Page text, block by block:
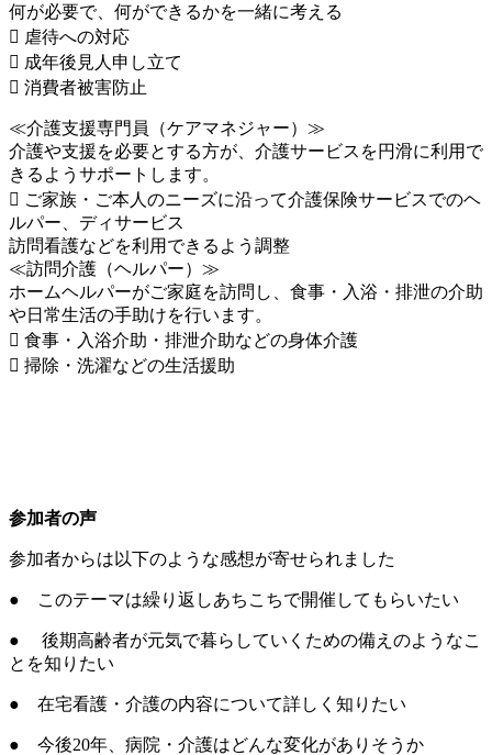
何が必要で、何ができるかを一緒に考える
 虐待への対応
 成年後見人申し立て
 消費者被害防止
≪介護支援専門員（ケアマネジャー）≫
介護や支援を必要とする方が、介護サービスを円滑に利用で
きるようサポートします。
 ご家族・ご本人のニーズに沿って介護保険サービスでのヘ
ルパー、ディサービス
訪問看護などを利用できるよう調整
≪訪問介護（ヘルパー）≫
ホームヘルパーがご家庭を訪問し、食事・入浴・排泄の介助
や日常生活の手助けを行います。
 食事・入浴介助・排泄介助などの身体介護
 掃除・洗濯などの生活援助
参加者の声
参加者からは以下のような感想が寄せられました
● このテーマは繰り返しあちこちで開催してもらいたい
● 後期高齢者が元気で暮らしていくための備えのようなこ
とを知りたい
● 在宅看護・介護の内容について詳しく知りたい
● 今後20年、病院・介護はどんな変化がありそうか